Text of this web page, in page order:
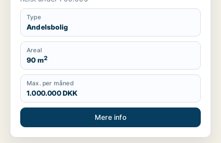
Type
Andelsbolig
Areal
90 m2
Max. per måned
1.000.000 DKK
Mere info